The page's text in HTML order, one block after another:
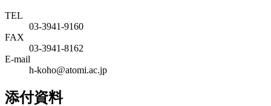
TEL
03-3941-9160
FAX
03-3941-8162
E-mail
h-koho@atomi.ac.jp
添付資料